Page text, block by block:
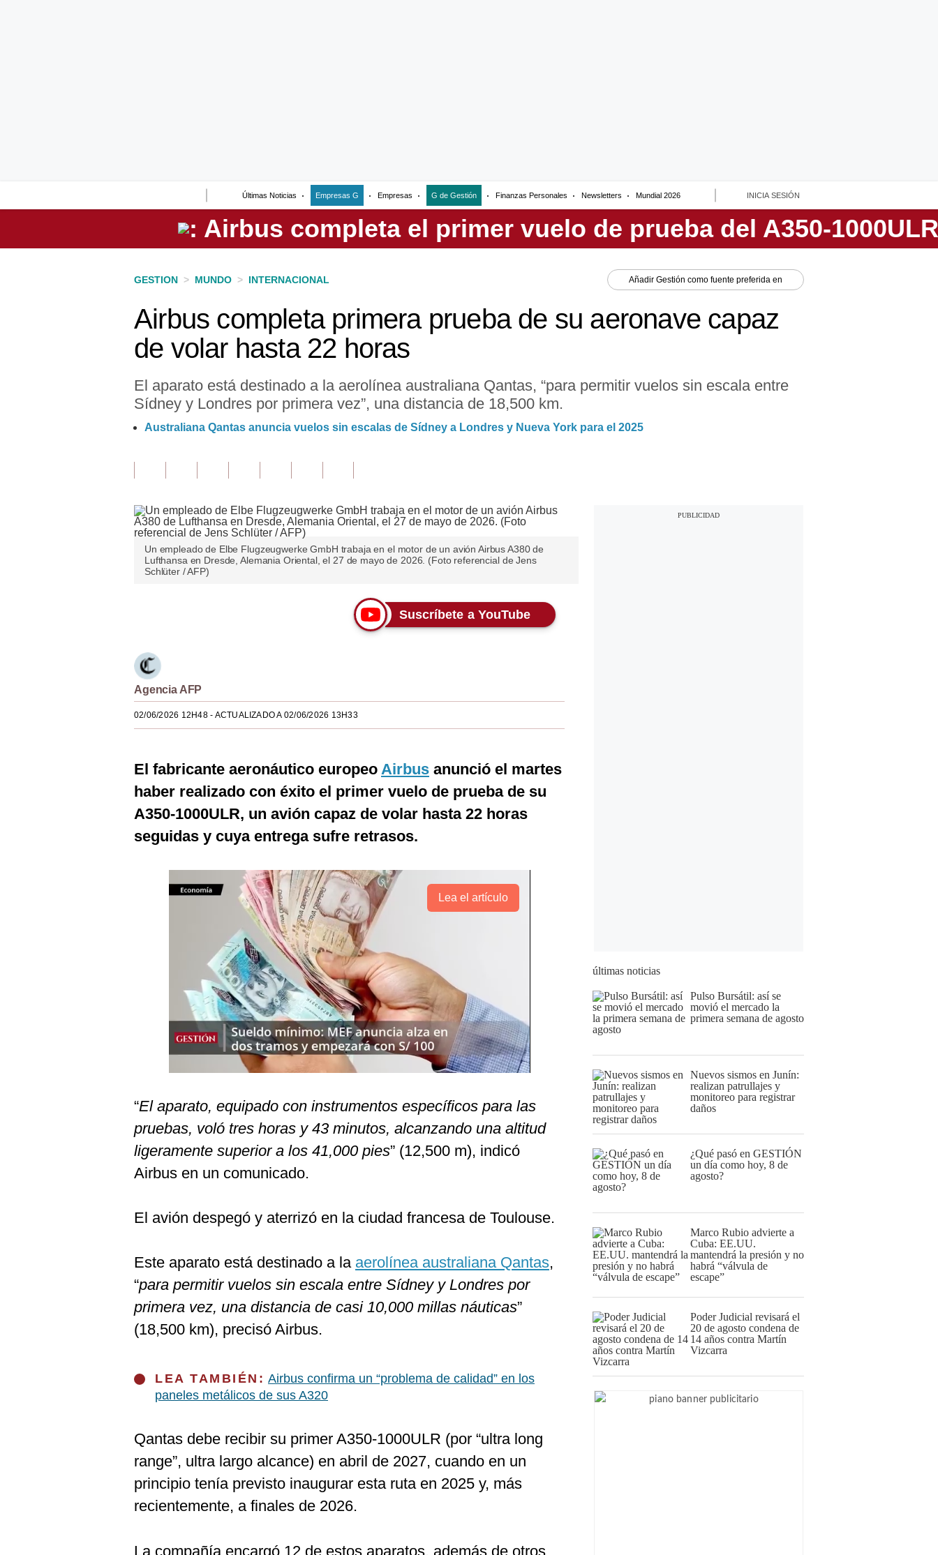
Últimas Noticias Empresas G Empresas G de Gestión Finanzas Personales Newsletters Mundial 2026 INICIA SESIÓN
Perú
GESTION > MUNDO > INTERNACIONAL Añadir Gestión como fuente preferida en
Airbus completa primera prueba de su aeronave capaz
de volar hasta 22 horas
El aparato está destinado a la aerolínea australiana Qantas, “para permitir vuelos sin escala entre
Sídney y Londres por primera vez”, una distancia de 18,500 km.
Australiana Qantas anuncia vuelos sin escalas de Sídney a Londres y Nueva York para el 2025
Un empleado de Elbe Flugzeugwerke GmbH trabaja en el motor de un avión Airbus A380 de
Lufthansa en Dresde, Alemania Oriental, el 27 de mayo de 2026. (Foto referencial de Jens
Schlüter / AFP)
Suscríbete a YouTube
Agencia AFP
02/06/2026 12H48- ACTUALIZADO A 02/06/2026 13H33
El fabricante aeronáutico europeo Airbus anunció el martes
haber realizado con éxito el primer vuelo de prueba de su
A350-1000ULR, un avión capaz de volar hasta 22 horas
seguidas y cuya entrega sufre retrasos.
Lea el artículo
“El aparato, equipado con instrumentos específicos para las
pruebas, voló tres horas y 43 minutos, alcanzando una altitud
ligeramente superior a los 41,000 pies” (12,500 m), indicó
Airbus en un comunicado.
El avión despegó y aterrizó en la ciudad francesa de Toulouse.
Este aparato está destinado a la aerolínea australiana Qantas,
“para permitir vuelos sin escala entre Sídney y Londres por
primera vez, una distancia de casi 10,000 millas náuticas”
(18,500 km), precisó Airbus.
LEA TAMBIÉN: Airbus confirma un “problema de calidad” en los
paneles metálicos de sus A320
Qantas debe recibir su primer A350-1000ULR (por “ultra long
range”, ultra largo alcance) en abril de 2027, cuando en un
principio tenía previsto inaugurar esta ruta en 2025 y, más
recientemente, a finales de 2026.
La compañía encargó 12 de estos aparatos, además de otros
últimas noticias
Pulso Bursátil: así se
movió el mercado la
primera semana de agosto
Nuevos sismos en Junín:
realizan patrullajes y
monitoreo para registrar
daños
¿Qué pasó en GESTIÓN
un día como hoy, 8 de
agosto?
Marco Rubio advierte a
Cuba: EE.UU.
mantendrá la presión y no
habrá “válvula de
escape”
Poder Judicial revisará el
20 de agosto condena de
14 años contra Martín
Vizcarra